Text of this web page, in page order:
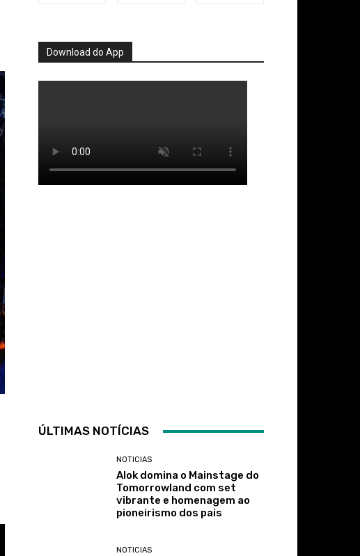
Download do App
ÚLTIMAS NOTÍCIAS
NOTICIAS
Alok domina o Mainstage do
Tomorrowland com set
vibrante e homenagem ao
pioneirismo dos pais
NOTICIAS